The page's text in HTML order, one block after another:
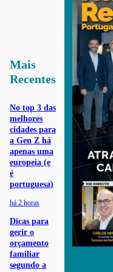
Mais
Recentes
No top 3 das
melhores
cidades para
a Gen Z há
apenas uma
europeia (e
é
portuguesa)
há 2 horas
Dicas para
gerir o
orçamento
familiar
segundo a